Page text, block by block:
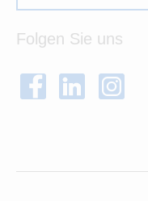
Folgen Sie uns